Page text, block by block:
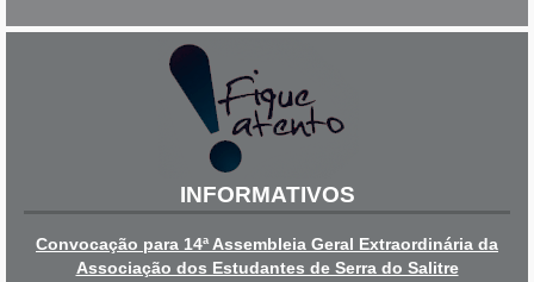
INFORMATIVOS
Convocação para 14ª Assembleia Geral Extraordinária da
Associação dos Estudantes de Serra do Salitre